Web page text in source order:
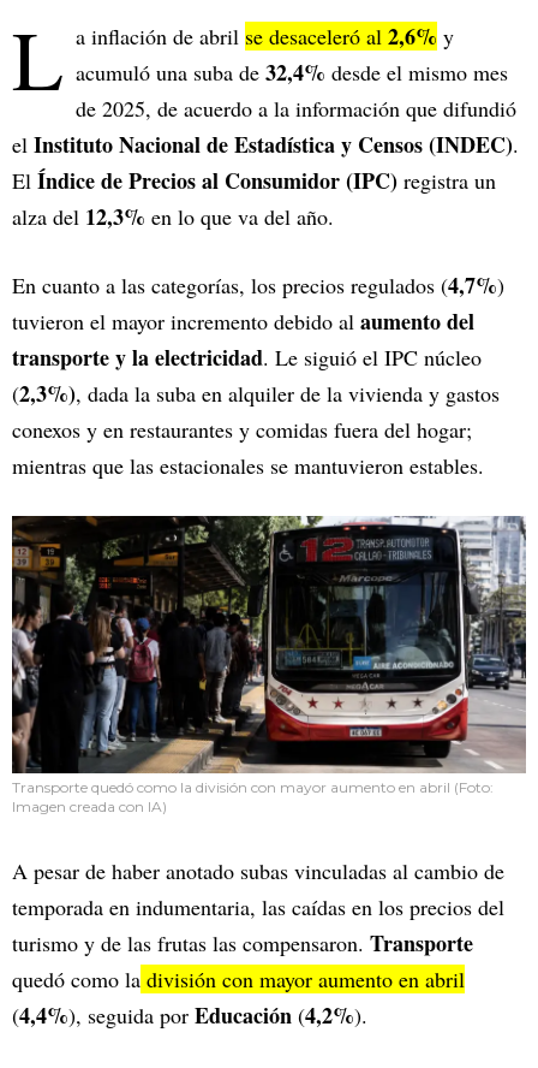
L a inflación de abril se desaceleró al 2,6% y
acumuló una suba de 32,4% desde el mismo mes
de 2025, de acuerdo a la información que difundió
el Instituto Nacional de Estadística y Censos (INDEC).
El Índice de Precios al Consumidor (IPC) registra un
alza del 12,3% en lo que va del año.
En cuanto a las categorías, los precios regulados (4,7%)
tuvieron el mayor incremento debido al aumento del
transporte y la electricidad. Le siguió el IPC núcleo
(2,3%), dada la suba en alquiler de la vivienda y gastos
conexos y en restaurantes y comidas fuera del hogar;
mientras que las estacionales se mantuvieron estables.
Transporte quedó como la división con mayor aumento en abril (Foto:
Imagen creada con IA)
A pesar de haber anotado subas vinculadas al cambio de
temporada en indumentaria, las caídas en los precios del
turismo y de las frutas las compensaron. Transporte
quedó como la división con mayor aumento en abril
(4,4%), seguida por Educación (4,2%).